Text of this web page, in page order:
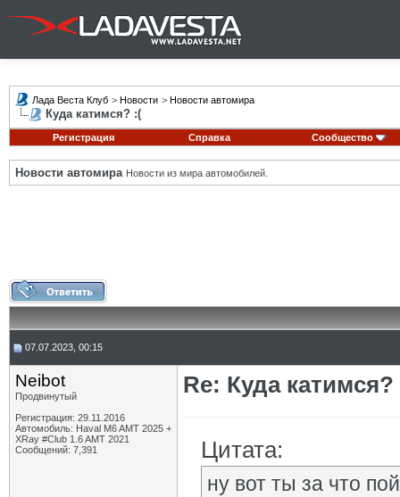
Лада Веста Клуб > Новости > Новости автомира
Куда катимся? :(
Регистрация Справка Сообщество
Новости автомира Новости из мира автомобилей.
07.07.2023, 00:15
Neibot
Продвинутый
Регистрация: 29.11.2016
Автомобиль: Haval M6 AMT 2025 +
XRay #Club 1.6 AMT 2021
Сообщений: 7,391
Re: Куда катимся?
Цитата:
ну вот ты за что